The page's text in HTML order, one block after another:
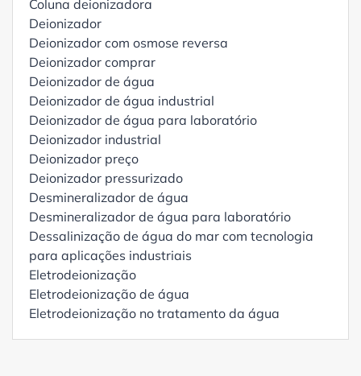
Coluna deionizadora
Deionizador
Deionizador com osmose reversa
Deionizador comprar
Deionizador de água
Deionizador de água industrial
Deionizador de água para laboratório
Deionizador industrial
Deionizador preço
Deionizador pressurizado
Desmineralizador de água
Desmineralizador de água para laboratório
Dessalinização de água do mar com tecnologia
para aplicações industriais
Eletrodeionização
Eletrodeionização de água
Eletrodeionização no tratamento da água